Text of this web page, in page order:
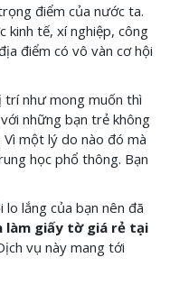
điểm của nước ta.
kinh tế, xí nghiệp, công
điểm có vô vàn cơ hội
trí như mong muốn thì
những bạn trẻ không
Vì một lý do nào đó mà
học phổ thông. Bạn
lắng của bạn nên đã
làm giấy tờ giá rẻ tại
vụ này mang tới